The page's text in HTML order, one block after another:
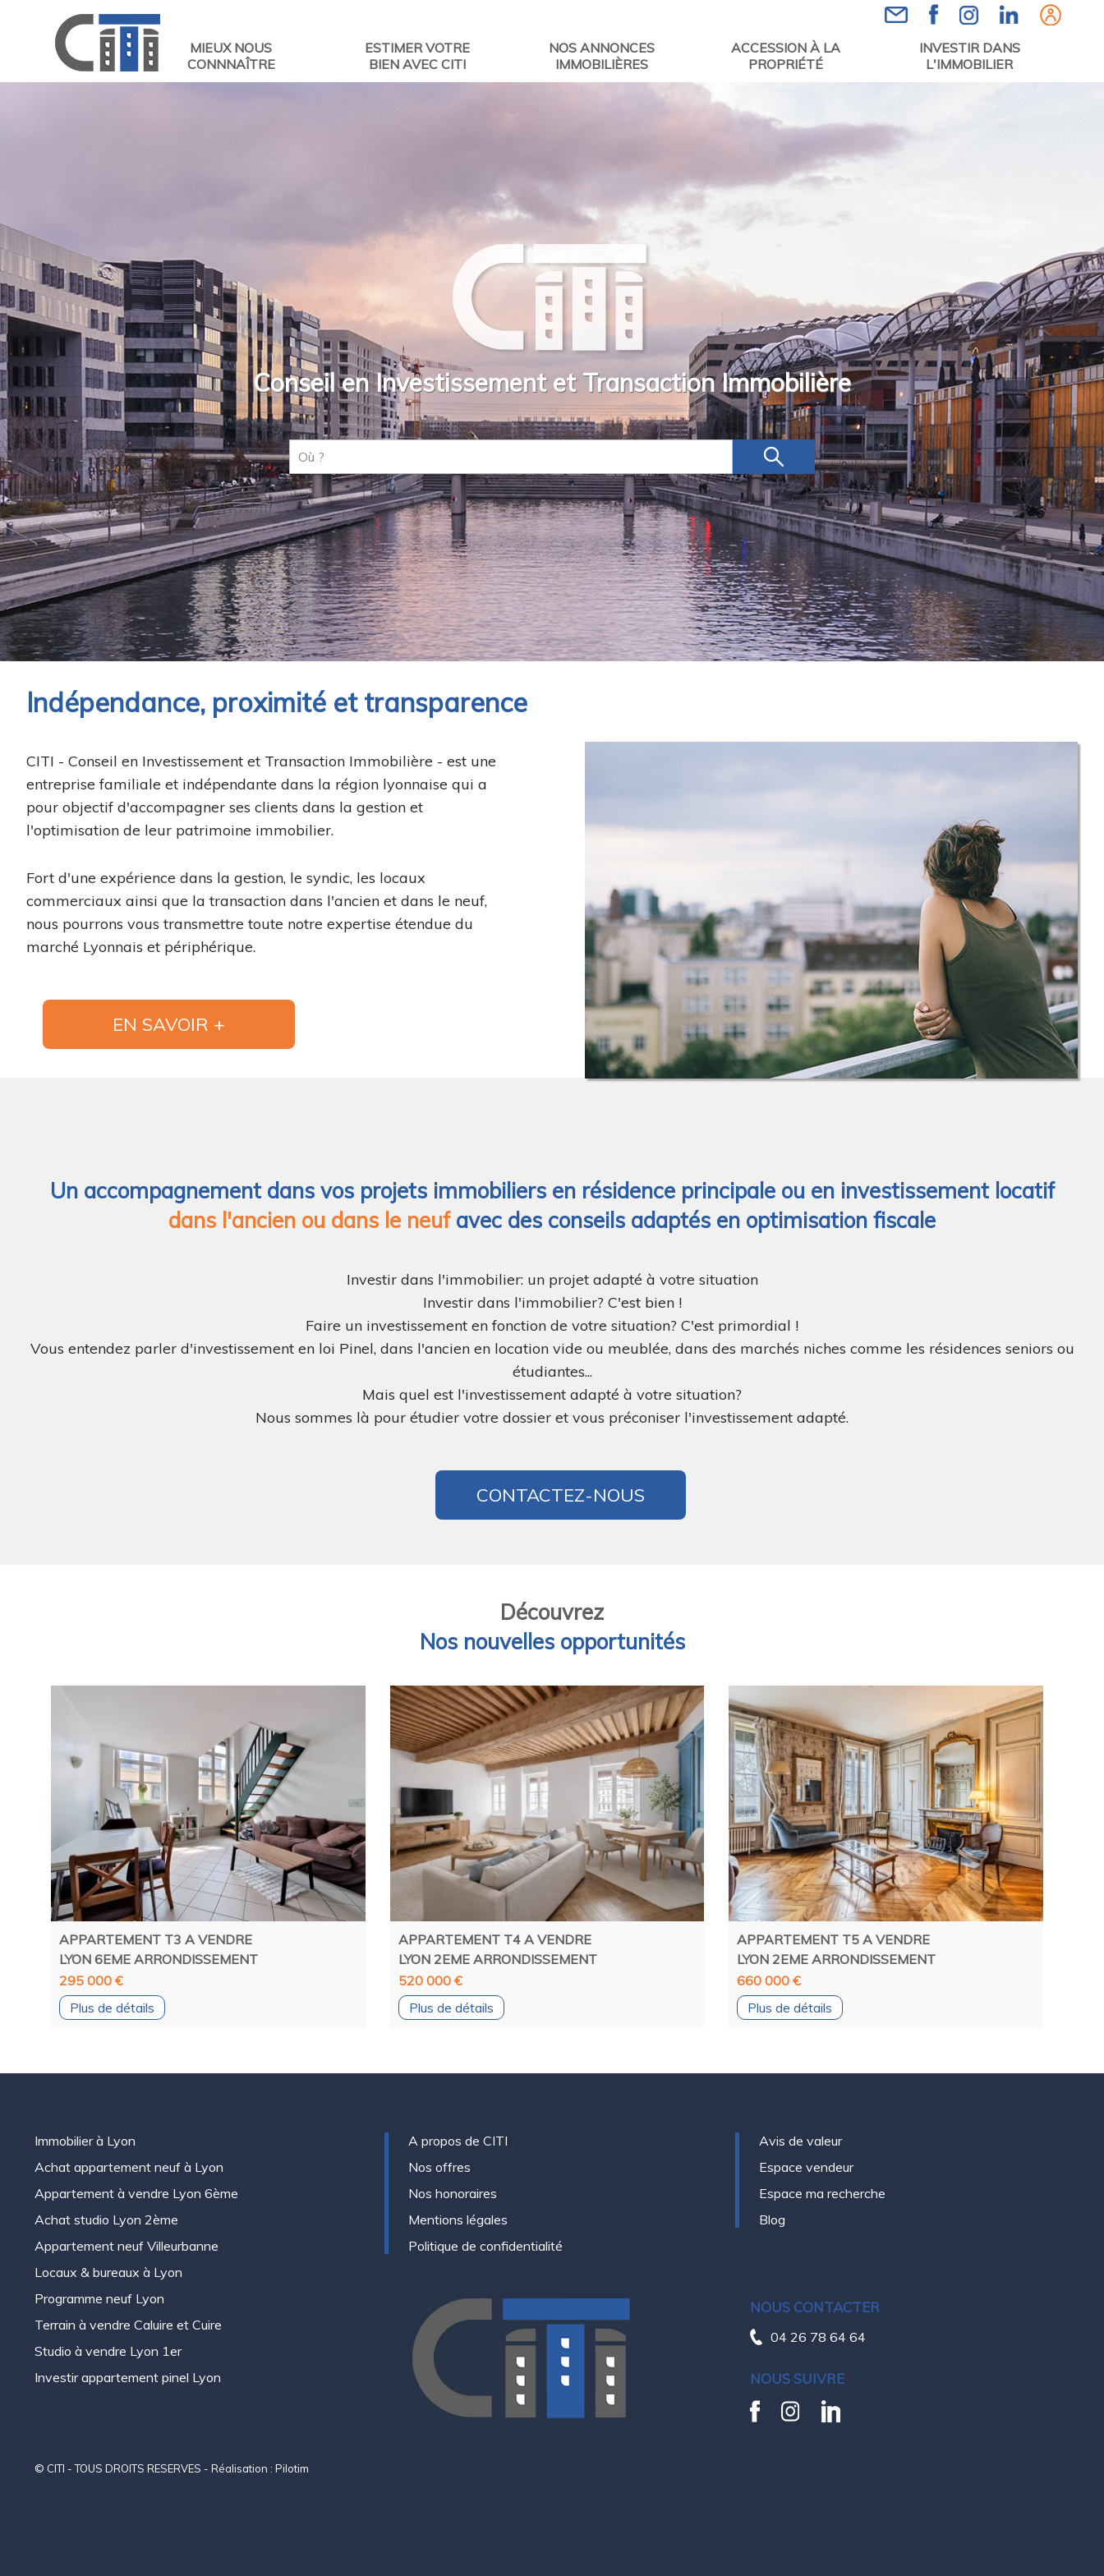
MIEUX NOUS
CONNNAÎTRE
ESTIMER VOTRE
BIEN AVEC CITI
NOS ANNONCES
IMMOBILIÈRES
ACCESSION À LA
PROPRIÉTÉ
INVESTIR DANS
L'IMMOBILIER
Conseil en Investissement et Transaction Immobilière
Indépendance, proximité et transparence
CITI - Conseil en Investissement et Transaction Immobilière - est une
entreprise familiale et indépendante dans la région lyonnaise qui a
pour objectif d'accompagner ses clients dans la gestion et
l'optimisation de leur patrimoine immobilier.
Fort d'une expérience dans la gestion, le syndic, les locaux
commerciaux ainsi que la transaction dans l'ancien et dans le neuf,
nous pourrons vous transmettre toute notre expertise étendue du
marché Lyonnais et périphérique.
EN SAVOIR +
Un accompagnement dans vos projets immobiliers en résidence principale ou en investissement locatif
dans l'ancien ou dans le neufavec des conseils adaptés en optimisation fiscale
Investir dans l'immobilier: un projet adapté à votre situation
Investir dans l'immobilier? C'est bien !
Faire un investissement en fonction de votre situation? C'est primordial !
Vous entendez parler d'investissement en loi Pinel, dans l'ancien en location vide ou meublée, dans des marchés niches comme les résidences seniors ou
étudiantes...
Mais quel est l'investissement adapté à votre situation?
Nous sommes là pour étudier votre dossier et vous préconiser l'investissement adapté.
CONTACTEZ-NOUS
Découvrez
Nos nouvelles opportunités
APPARTEMENT T3 A VENDRE
LYON 6EME ARRONDISSEMENT
295 000 €
Plus de détails
APPARTEMENT T4 A VENDRE
LYON 2EME ARRONDISSEMENT
520 000 €
Plus de détails
APPARTEMENT T5 A VENDRE
LYON 2EME ARRONDISSEMENT
660 000 €
Plus de détails
Immobilier à Lyon
Achat appartement neuf à Lyon
Appartement à vendre Lyon 6ème
Achat studio Lyon 2ème
Appartement neuf Villeurbanne
Locaux & bureaux à Lyon
Programme neuf Lyon
Terrain à vendre Caluire et Cuire
Studio à vendre Lyon 1er
Investir appartement pinel Lyon
A propos de CITI
Nos offres
Nos honoraires
Mentions légales
Politique de confidentialité
Avis de valeur
Espace vendeur
Espace ma recherche
Blog
NOUS CONTACTER
04 26 78 64 64
NOUS SUIVRE
© CITI - TOUS DROITS RESERVES - Réalisation : Pilotim